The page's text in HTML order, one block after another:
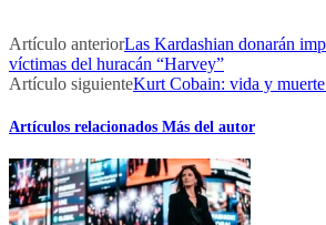
Artículo anteriorLas Kardashian donarán
víctimas del huracán “Harvey”
Artículo siguienteKurt Cobain: vida y
Artículos relacionados Más del autor